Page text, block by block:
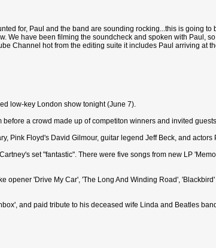
for, Paul and the band are sounding rocking...this is going
We have been filming the soundcheck and spoken with Paul,
Channel hot from the editing suite it includes Paul arriving at
low-key London show tonight (June 7).
a crowd made up of competiton winners and invited guests.
Pink Floyd's David Gilmour, guitar legend Jeff Beck, and
set "fantastic". There were five songs from new LP
opener 'Drive My Car', 'The Long And Winding Road',
and paid tribute to his deceased wife Linda and Beatles